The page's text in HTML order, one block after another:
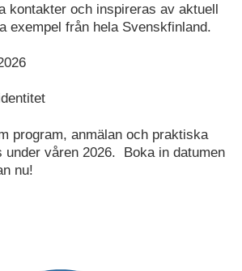
kontakter och inspireras av aktuell
exempel från hela Svenskfinland.
program, anmälan och praktiska
under våren 2026. Boka in datumen
nu!